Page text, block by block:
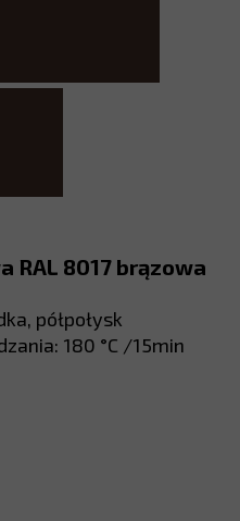
RAL 8017 brązowa
półpołysk
180 °C /15min